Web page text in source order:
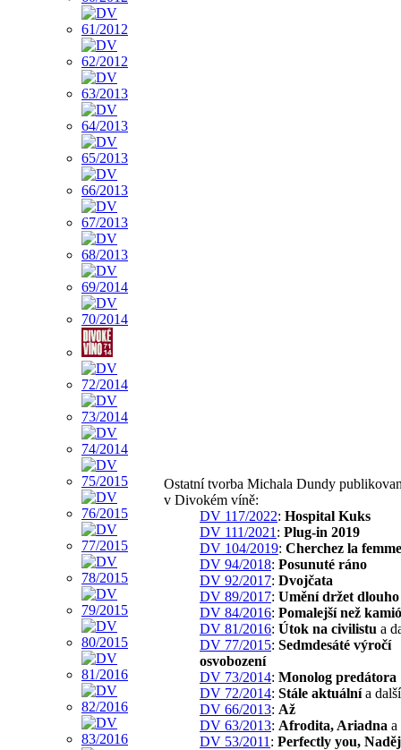
Ostatní tvorba Michala Dundy
v Divokém víně:
DV 117/2022: Hospital Kuks
DV 111/2021 : Plug-in 2019
DV 104/2019: Cherchez la femme
DV 94/2018: Posunuté ráno
DV 92/2017: Dvojčata
DV 89/2017: Umění držet dlouho
DV 84/2016: Pomalejší než
DV 81/2016: Útok na civilistu a
DV 77/2015: Sedmdesáté výročí
osvobození
DV 73/2014: Monolog predátora
DV 72/2014: Stále aktuálnía další
DV 66/2013: Až
DV 63/2013: Afrodita, Ariadna a
DV 53/2011 : Perfectly you,